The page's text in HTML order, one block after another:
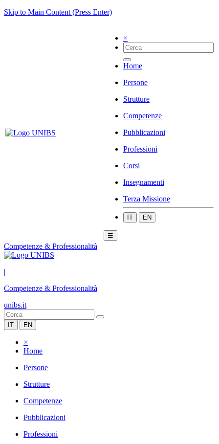
Skip to Main Content (Press Enter)
×
Home
Persone
Strutture
Competenze
Pubblicazioni
Professioni
Corsi
Insegnamenti
Terza Missione
IT EN
☰
Competenze & Professionalità
|
Competenze & Professionalità
unibs.it
IT EN
×
Home
Persone
Strutture
Competenze
Pubblicazioni
Professioni